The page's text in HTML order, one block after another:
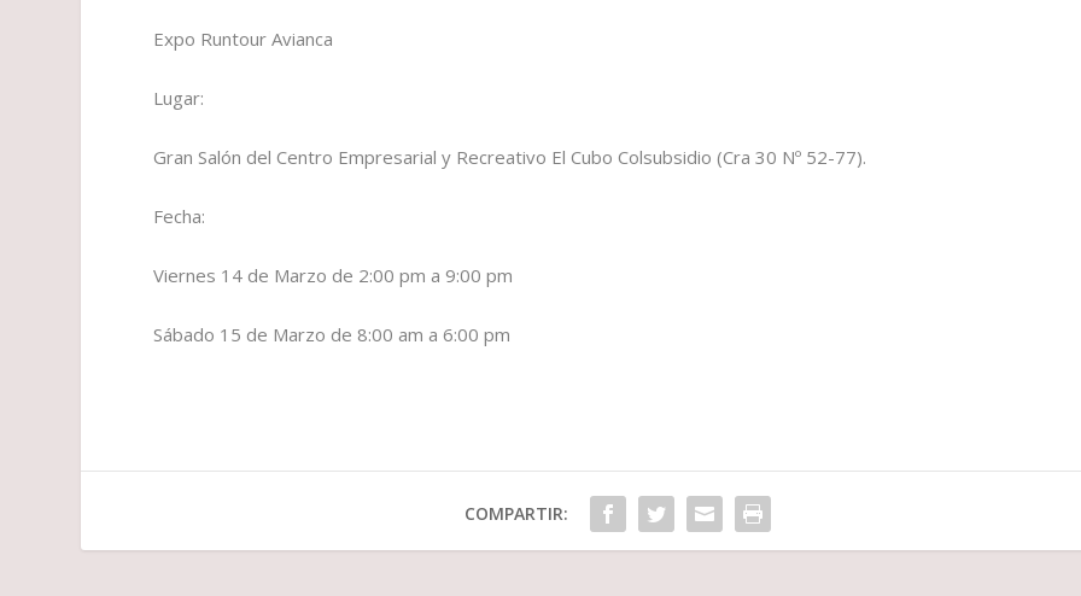
Expo Runtour Avianca
Lugar:
Gran Salón del Centro Empresarial y Recreativo El Cubo Colsubsidio (Cra 30 Nº 52-77).
Fecha:
Viernes 14 de Marzo de 2:00 pm a 9:00 pm
Sábado 15 de Marzo de 8:00 am a 6:00 pm
COMPARTIR: